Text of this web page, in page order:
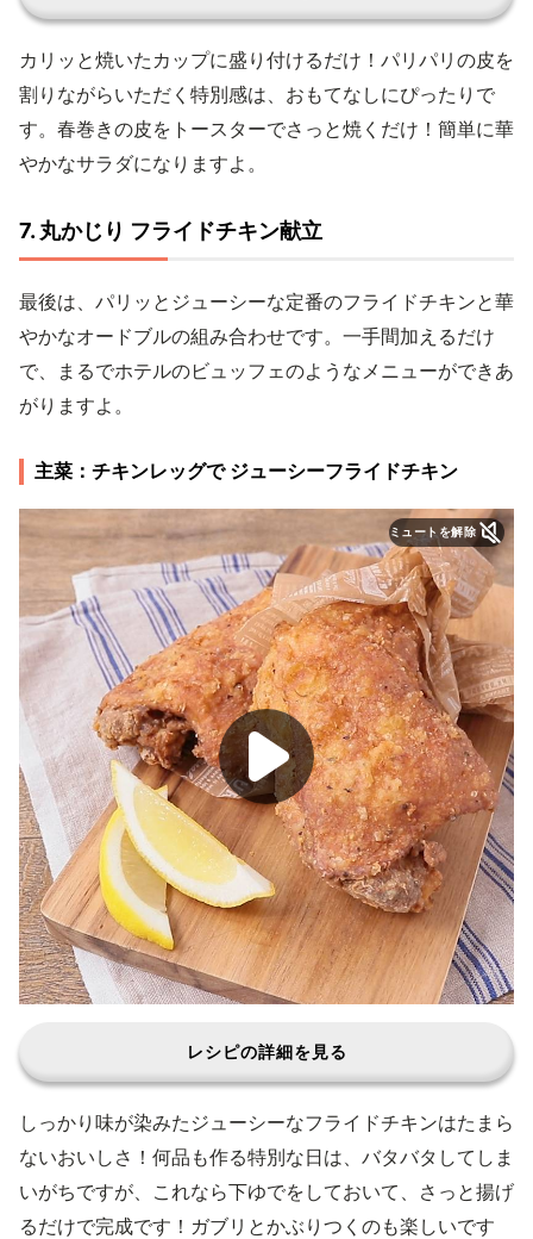
カリッと焼いたカップに盛り付けるだけ！パリパリの皮を
割りながらいただく特別感は、おもてなしにぴったりで
す。春巻きの皮をトースターでさっと焼くだけ！簡単に華
やかなサラダになりますよ。
7. 丸かじり フライドチキン献立
最後は、パリッとジューシーな定番のフライドチキンと華
やかなオードブルの組み合わせです。一手間加えるだけ
で、まるでホテルのビュッフェのようなメニューができあ
がりますよ。
主菜：チキンレッグで ジューシーフライドチキン
ミュートを解除
レシピの詳細を見る
しっかり味が染みたジューシーなフライドチキンはたまら
ないおいしさ！何品も作る特別な日は、バタバタしてしま
いがちですが、これなら下ゆでをしておいて、さっと揚げ
るだけで完成です！ガブリとかぶりつくのも楽しいです